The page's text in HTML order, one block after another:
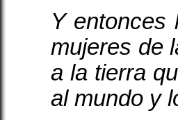
Y entonces
mujeres de
a la tierra
al mundo y